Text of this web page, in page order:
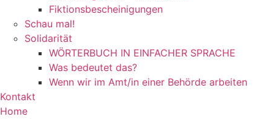
Fiktionsbescheinigungen
Schau mal!
Solidarität
WÖRTERBUCH IN EINFACHER SPRACHE
Was bedeutet das?
Wenn wir im Amt/in einer Behörde arbeiten
Kontakt
Home